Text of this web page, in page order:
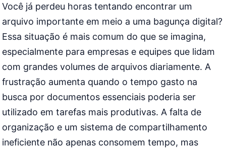
Você já perdeu horas tentando encontrar um
arquivo importante em meio a uma bagunça digital?
Essa situação é mais comum do que se imagina,
especialmente para empresas e equipes que lidam
com grandes volumes de arquivos diariamente. A
frustração aumenta quando o tempo gasto na
busca por documentos essenciais poderia ser
utilizado em tarefas mais produtivas. A falta de
organização e um sistema de compartilhamento
ineficiente não apenas consomem tempo, mas